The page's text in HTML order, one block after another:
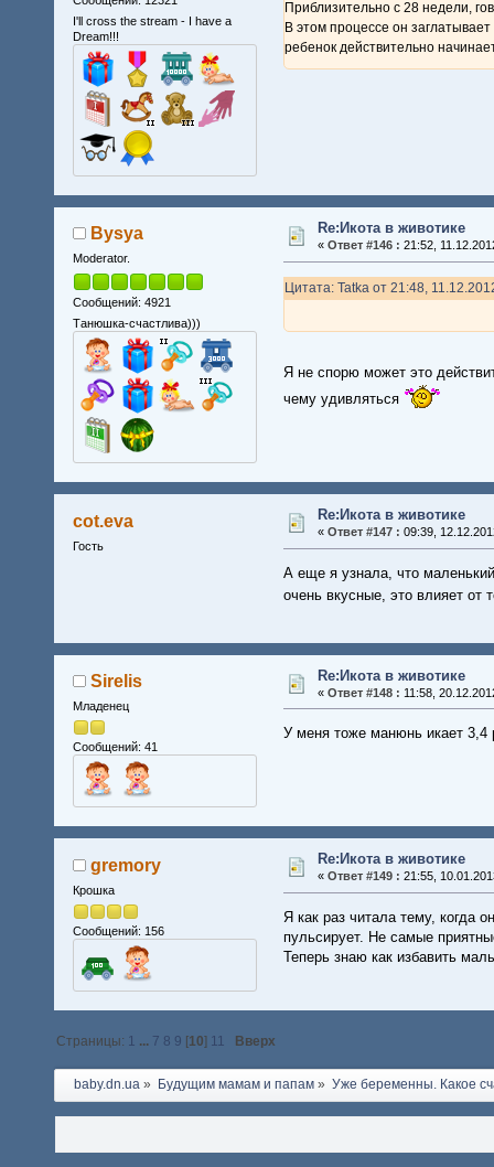
I'll cross the stream - I have a
Dream!!!
Приблизительно с 28 недели,
В этом процессе он
ребенок действительно
Bysya
Moderator.
Сообщений: 4921
Танюшка-счастлива)))
Re:Икота в животике
« Ответ #146 : 21:52,
Цитата: Tatka от 21:48,
Я не спорю может это
чему удивляться
cot.eva
Гость
Re:Икота в животике
« Ответ #147 : 09:39,
А еще я узнала, что
очень вкусные, это влияет от
Sirelis
Младенец
Сообщений: 41
Re:Икота в животике
« Ответ #148 : 11:58,
У меня тоже манюнь икает 3,4
gremory
Крошка
Сообщений: 156
Re:Икота в животике
« Ответ #149 : 21:55,
Я как раз читала тему, когда
пульсирует. Не самые
Теперь знаю как избавить
Страницы: 1 ... 7 8 9 [10] 11 Вверх
baby.dn.ua» Будущим мамам и папам» Уже беременны. Какое